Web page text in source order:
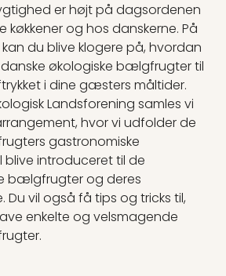
er højt på dagsordenen
køkkener og hos danskerne. På
du blive klogere på, hvordan
økologiske bælgfrugter til
i dine gæsters måltider.
Landsforening samles vi
hvor vi udfolder de
gastronomiske
blive introduceret til de
bælgfrugter og deres
Du vil også få tips og tricks til,
enkelte og velsmagende